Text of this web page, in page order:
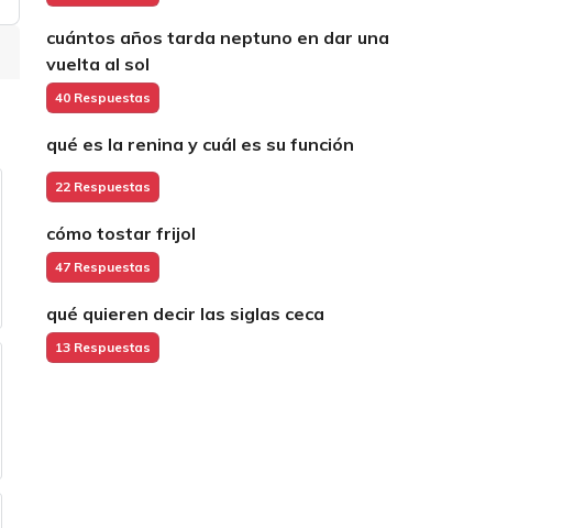
cuántos años tarda neptuno en dar una
vuelta al sol
40 Respuestas
qué es la renina y cuál es su función
22 Respuestas
cómo tostar frijol
47 Respuestas
qué quieren decir las siglas ceca
13 Respuestas